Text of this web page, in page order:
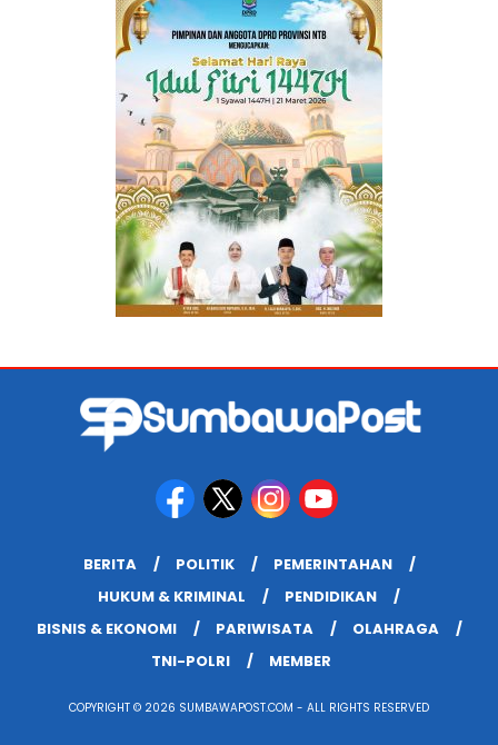
BERITA POLITIK
PEMERINTAHAN
HUKUM & KRIMINAL
PENDIDIKAN
BISNIS & EKONOMI
PARIWISATA
OLAHRAGA
TNI-POLRI
MEMBER
COPYRIGHT © 2026 SUMBAWAPOST.COM - ALL RIGHTS RESERVED